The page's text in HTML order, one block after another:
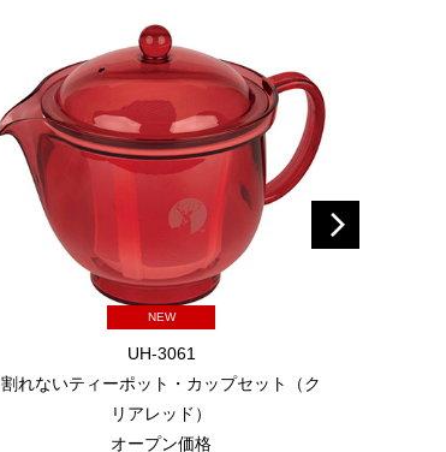
NEW
UH-3061
割れないティーポット・カップセット（ク
リアレッド）
オープン価格